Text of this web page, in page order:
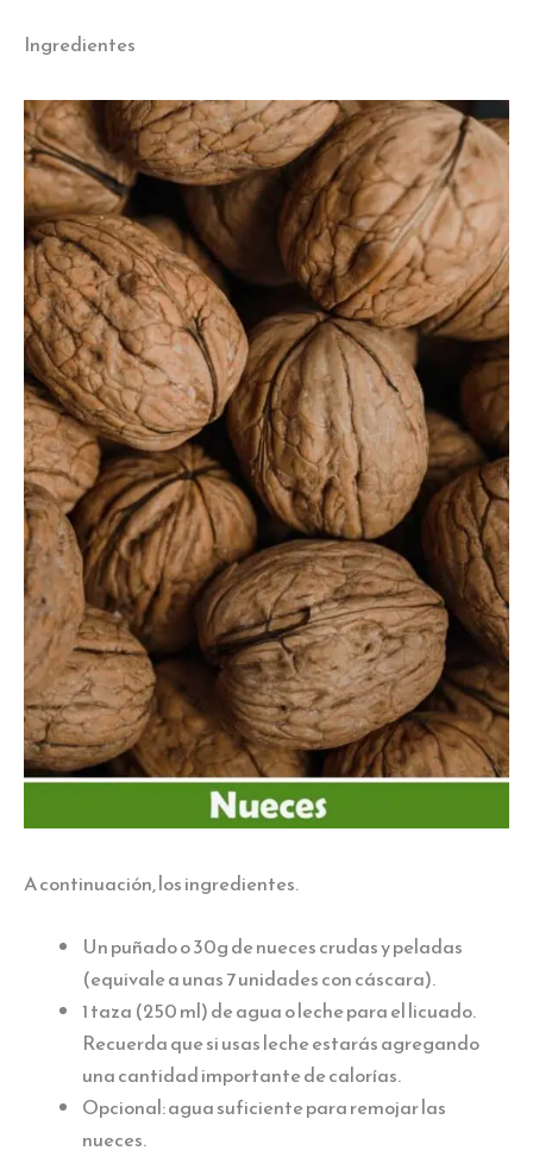
Ingredientes
A continuación, los ingredientes.
Un puñado o 30g de nueces crudas y peladas
(equivale a unas 7 unidades con cáscara).
1 taza (250 ml) de agua o leche para el licuado.
Recuerda que si usas leche estarás agregando
una cantidad importante de calorías.
Opcional: agua suficiente para remojar las
nueces.